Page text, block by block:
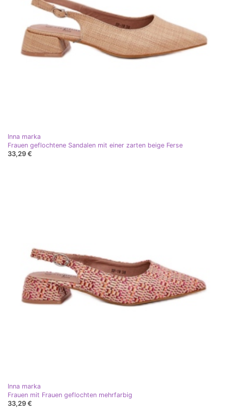
Inna marka
Frauen geflochtene Sandalen mit einer zarten beige Ferse
33,29 €
Inna marka
Frauen mit Frauen geflochten mehrfarbig
33,29 €